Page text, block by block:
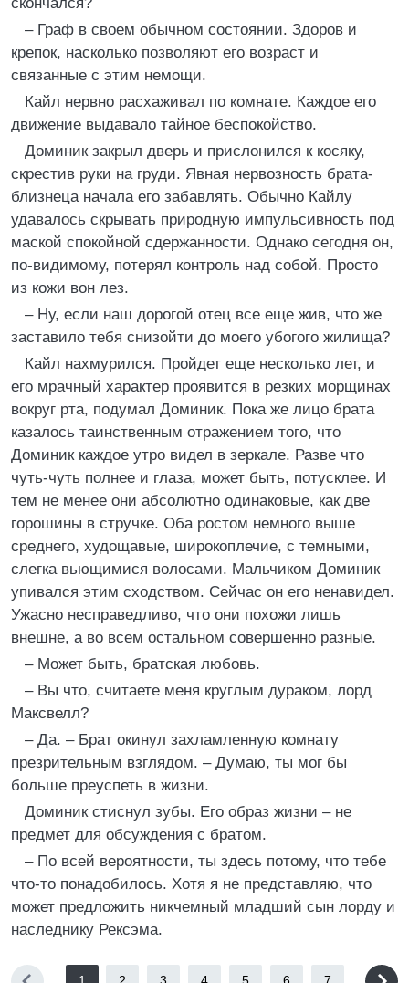
– Граф в своем обычном состоянии. Здоров и
крепок, насколько позволяют его возраст и
связанные с этим немощи.
Кайл нервно расхаживал по комнате. Каждое его
движение выдавало тайное беспокойство.
Доминик закрыл дверь и прислонился к косяку,
скрестив руки на груди. Явная нервозность брата-
близнеца начала его забавлять. Обычно Кайлу
удавалось скрывать природную импульсивность под
маской спокойной сдержанности. Однако сегодня он,
по-видимому, потерял контроль над собой. Просто
из кожи вон лез.
– Ну, если наш дорогой отец все еще жив, что же
заставило тебя снизойти до моего убогого жилища?
Кайл нахмурился. Пройдет еще несколько лет, и
его мрачный характер проявится в резких морщинах
вокруг рта, подумал Доминик. Пока же лицо брата
казалось таинственным отражением того, что
Доминик каждое утро видел в зеркале. Разве что
чуть-чуть полнее и глаза, может быть, потусклее. И
тем не менее они абсолютно одинаковые, как две
горошины в стручке. Оба ростом немного выше
среднего, худощавые, широкоплечие, с темными,
слегка вьющимися волосами. Мальчиком Доминик
упивался этим сходством. Сейчас он его ненавидел.
Ужасно несправедливо, что они похожи лишь
внешне, а во всем остальном совершенно разные.
– Может быть, братская любовь.
– Вы что, считаете меня круглым дураком, лорд
Максвелл?
– Да. – Брат окинул захламленную комнату
презрительным взглядом. – Думаю, ты мог бы
больше преуспеть в жизни.
Доминик стиснул зубы. Его образ жизни – не
предмет для обсуждения с братом.
– По всей вероятности, ты здесь потому, что тебе
что-то понадобилось. Хотя я не представляю, что
может предложить никчемный младший сын лорду и
наследнику Рексэма.